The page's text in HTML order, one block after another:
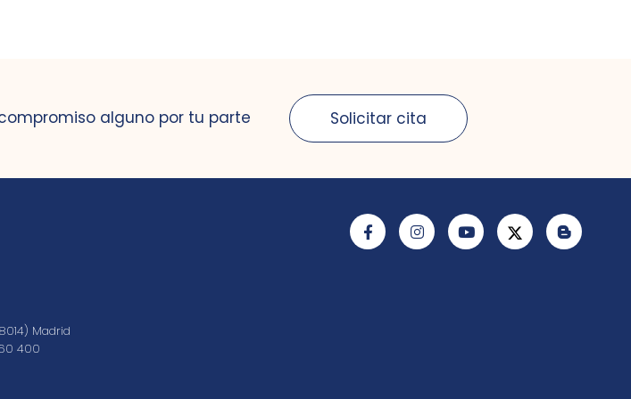
alguno por tu parte Solicitar cita
Madrid
400